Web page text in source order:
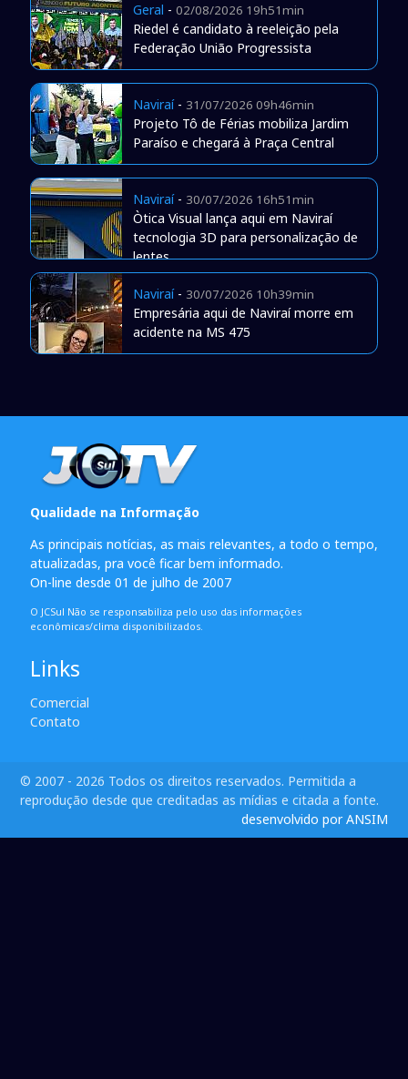
Geral - 02/08/2026 19h51min
Riedel é candidato à reeleição pela
Federação União Progressista
Naviraí- 31/07/2026 09h46min
Projeto Tô de Férias mobiliza Jardim
Paraíso e chegará à Praça Central
Naviraí- 30/07/2026 16h51min
Òtica Visual lança aqui em Naviraí
tecnologia 3D para personalização de
lentes
Naviraí- 30/07/2026 10h39min
Empresária aqui de Naviraí morre em
acidente na MS 475
Qualidade na Informação
As principais notícias, as mais relevantes, a todo o tempo,
atualizadas, pra você ficar bem informado.
On-line desde 01 de julho de 2007
O JCSul Não se responsabiliza pelo uso das informações
econômicas/clima disponibilizados.
Links
Comercial
Contato
© 2007 - 2026 Todos os direitos reservados. Permitida a
reprodução desde que creditadas as mídias e citada a fonte.
desenvolvido por ANSIM